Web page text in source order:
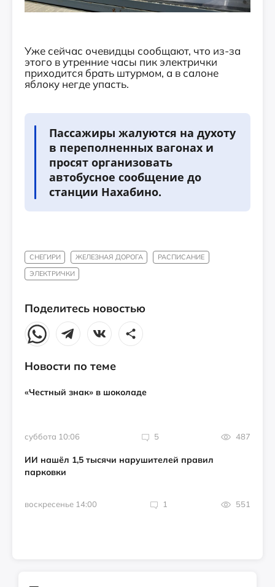
Уже сейчас очевидцы сообщают, что из-за
этого в утренние часы пик электрички
приходится брать штурмом, а в салоне
яблоку негде упасть.
Пассажиры жалуются на духоту
в переполненных вагонах и
просят организовать
автобусное сообщение до
станции Нахабино.
СНЕГИРИ ЖЕЛЕЗНАЯ ДОРОГА
РАСПИСАНИЕ
ЭЛЕКТРИЧКИ
Поделитесь новостью
Новости по теме
«Честный знак» в шоколаде
суббота 10:06 5 487
ИИ нашёл 1,5 тысячи нарушителей правил
парковки
воскресенье 14:00 1 551